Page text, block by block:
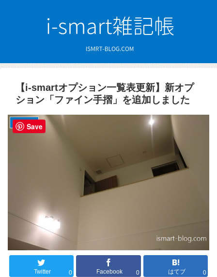
【i-smartオプション一覧表更新】新オプ
ション「ファイン手摺」を追加しました
オプション
Twitter 0 Facebook 0 はてブ 0
Save